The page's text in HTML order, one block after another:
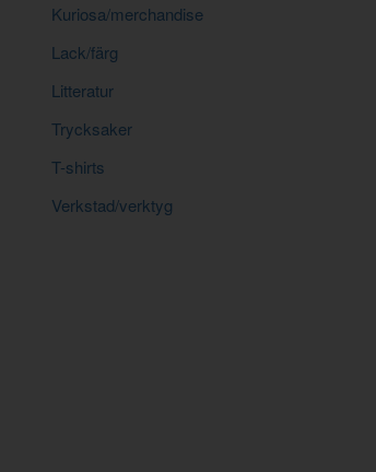
Kuriosa/merchandise
Lack/färg
Litteratur
Trycksaker
T-shirts
Verkstad/verktyg